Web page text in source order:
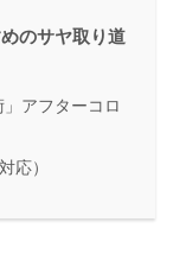
のサヤ取り道
」アフターコロ
応）